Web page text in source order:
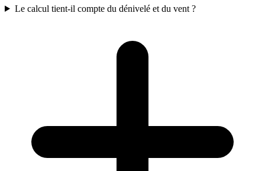
Le calcul tient-il compte du dénivelé et du vent ?